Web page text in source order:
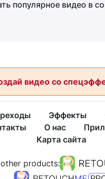
популярное видео в
видео со
Эффекты
О нас
Карта сайта
products: